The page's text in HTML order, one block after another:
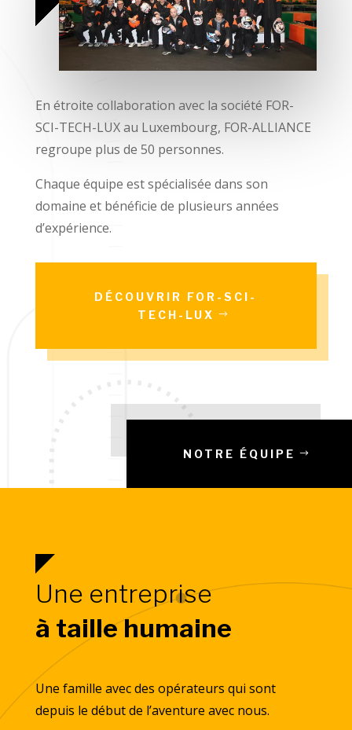
En étroite collaboration avec la société FOR-
SCI-TECH-LUX au Luxembourg, FOR-ALLIANCE
regroupe plus de 50 personnes.
Chaque équipe est spécialisée dans son
domaine et bénéficie de plusieurs années
d’expérience.
DÉCOUVRIR FOR-SCI-
TECH-LUX
NOTRE ÉQUIPE
Une entreprise
à taille humaine
Une famille avec des opérateurs qui sont
depuis le début de l’aventure avec nous.